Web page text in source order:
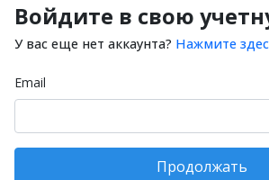
Войдите в свою
У вас еще нет аккаунта? Нажмите
Email
Продолжать